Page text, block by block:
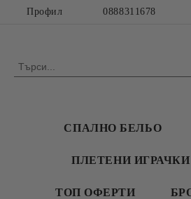
Профил 0888311678
СПАЛНО БЕЛЬО
ПЛЕТЕНИ ИГРАЧКИ
ТОП ОФЕРТИ